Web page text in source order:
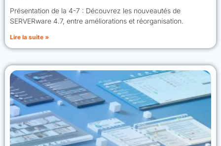
Présentation de la 4-7 : Découvrez les nouveautés de
SERVERware 4.7, entre améliorations et réorganisation.
Lire la suite »